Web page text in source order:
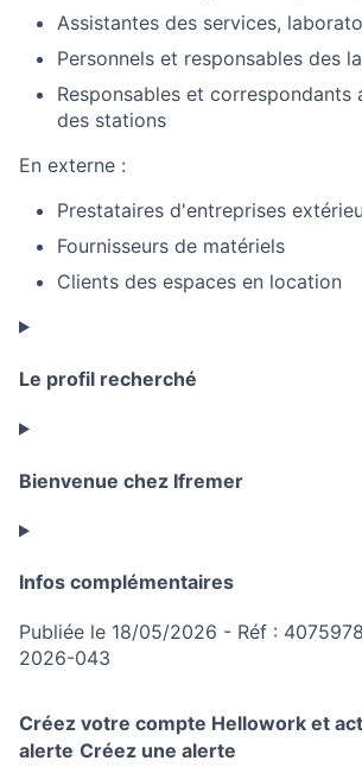
Assistantes des services,
Personnels et responsables des
Responsables et correspondants
des stations
En externe :
Prestataires d'entreprises
Fournisseurs de matériels
Clients des espaces en location
Le profil recherché
Bienvenue chez Ifremer
Infos complémentaires
Publiée le 18/05/2026 - Réf :
2026-043
Créez votre compte Hellowork et
alerte Créez une alerte